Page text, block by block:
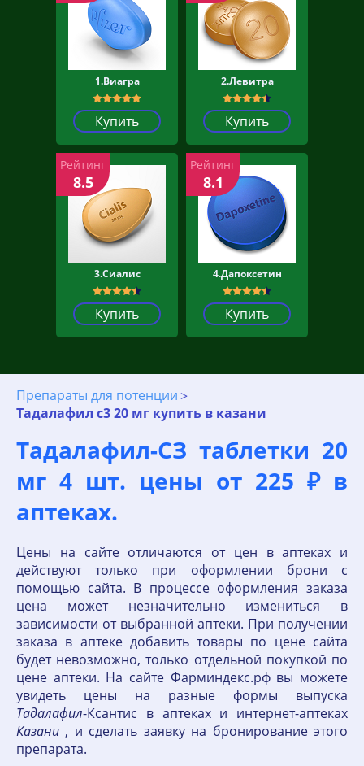
1.Виагра
Купить
2.Левитра
Купить
3.Сиалис
Купить
Рейтинг
8.5
4.Дапоксетин
Купить
Рейтинг
8.1
Препараты для потенции
Тадалафил с3 20 мг купить в казани
Тадалафил-СЗ таблетки 20
мг 4 шт. цены от 225 ₽ в
аптеках.
Цены на сайте отличаются от цен в аптеках и
действуют только при оформлении брони с
помощью сайта. В процессе оформления заказа
цена может незначительно измениться в
зависимости от выбранной аптеки. При получении
заказа в аптеке добавить товары по цене сайта
будет невозможно, только отдельной покупкой по
цене аптеки. На сайте Фарминдекс.рф вы можете
увидеть цены на разные формы выпуска
Тадалафил-Ксантис в аптеках и интернет-аптеках
Казани , и сделать заявку на бронирование этого
препарата.